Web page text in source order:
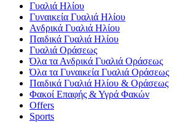
Γυαλιά Ηλίου
Γυναικεία Γυαλιά Ηλίου
Ανδρικά Γυαλιά Ηλίου
Παιδικά Γυαλιά Ηλίου
Γυαλιά Οράσεως
Όλα τα Ανδρικά Γυαλιά Οράσεως
Όλα τα Γυναικεία Γυαλιά Οράσεως
Παιδικά Γυαλιά Ηλίου & Οράσεως
Φακοί Επαφής & Υγρά Φακών
Offers
Sports